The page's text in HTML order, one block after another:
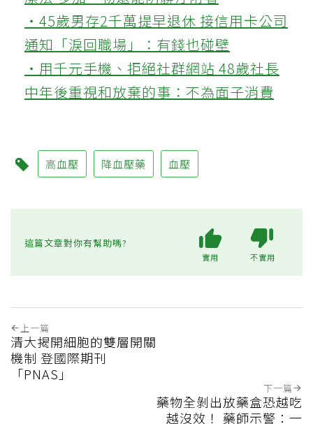
‧45歲男存2千萬提早退休 接信用卡公司
通知「淚回職場」：有錢也碰壁
‧用千元手機、拒絕社群網站 48歲社長
中年後重視和放棄的事：不為面子消費
高血壓 降血壓藥 血壓
這篇文章對你有幫助嗎?
實用 不實用
上一篇
清大揭開細胞的雙層開關
機制 登國際期刊
「PNAS」
下一篇
藥物全剝出放藥盒恐越吃
越沒效！ 藥師示警：一